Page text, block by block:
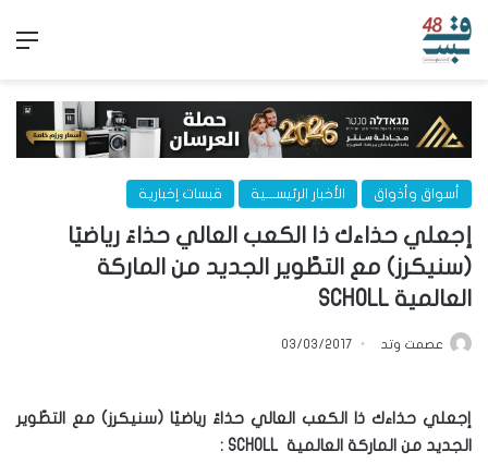
أسواق وأذواق الأخبار الرئيســـية قبسات إخبارية
إجعلي حذاءك ذا الكعب العالي حذاءً رياضيًا
(سنيكرز) مع التطّوير الجديد من الماركة
العالمية SCHOLL
عصمت وتد 03/03/2017
إجعلي حذاءك ذا الكعب العالي حذاءً رياضيًا (سنيكرز) مع التطّوير
الجديد من الماركة العالمية SCHOLL
: